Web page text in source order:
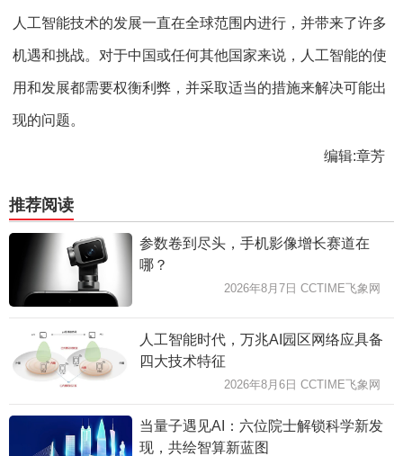
人工智能技术的发展一直在全球范围内进行，并带来了许多
机遇和挑战。对于中国或任何其他国家来说，人工智能的使
用和发展都需要权衡利弊，并采取适当的措施来解决可能出
现的问题。
编辑:章芳
推荐阅读
参数卷到尽头，手机影像增长赛道在
哪？
2026年8月7日 CCTIME飞象网
人工智能时代，万兆AI园区网络应具备
四大技术特征
2026年8月6日 CCTIME飞象网
当量子遇见AI：六位院士解锁科学新发
现，共绘智算新蓝图